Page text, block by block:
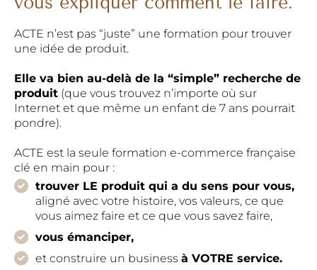
ACTE n’est pas “juste” une formation pour trouver
une idée de produit.
Elle va bien au-delà de la “simple” recherche de
produit (que vous trouvez n’importe où sur
Internet et que même un enfant de 7 ans pourrait
pondre).
ACTE est la seule formation e-commerce française
clé en main pour :
trouver LE produit qui a du sens pour vous,
aligné avec votre histoire, vos valeurs, ce que
vous aimez faire et ce que vous savez faire,
vous émanciper,
et construire un business à VOTRE service.